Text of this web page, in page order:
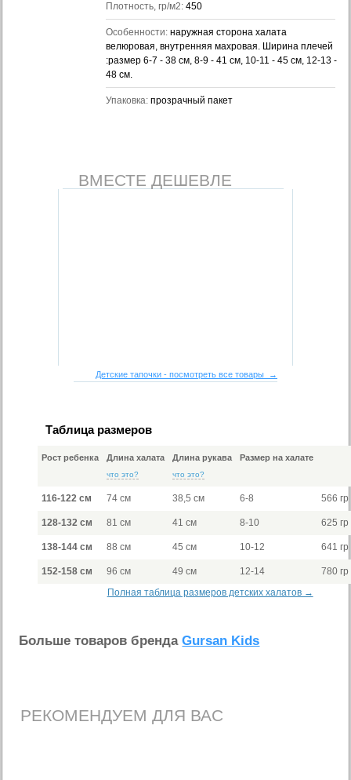
Плотность, гр/м2: 450
Особенности: наружная сторона халата
велюровая, внутренняя махровая. Ширина плечей
:размер 6-7 - 38 см, 8-9 - 41 см, 10-11 - 45 см, 12-13 -
48 см.
Упаковка: прозрачный пакет
ВМЕСТЕ ДЕШЕВЛЕ
Детские тапочки - посмотреть все товары →
Таблица размеров
Рост ребенка Длина халата
что это?
Длина рукава
что это?
Размер на халате
116-122 см 74 см 38,5 см 6-8 566 гр
128-132 см 81 см 41 см 8-10 625 гр
138-144 см 88 см 45 см 10-12 641 гр
152-158 см 96 см 49 см 12-14
780 гр
Полная таблица размеров детских халатов →
Больше товаров брендаGursan Kids
РЕКОМЕНДУЕМ ДЛЯ ВАС